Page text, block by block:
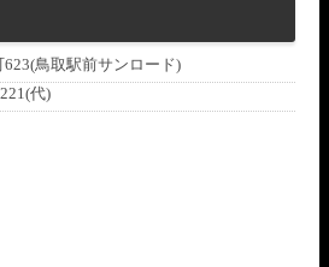
623(鳥取駅前サンロード)
代)